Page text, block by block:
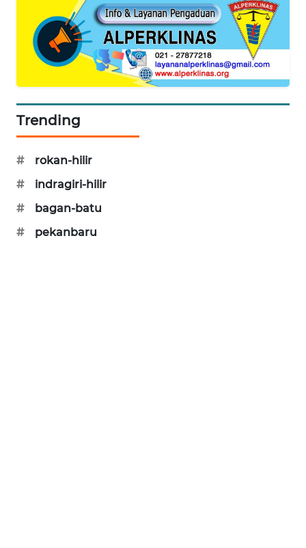
Trending
#
rokan-hilir
#
indragiri-hilir
#
bagan-batu
#
pekanbaru
PERAPKI
NEWS
ASA
NEWS